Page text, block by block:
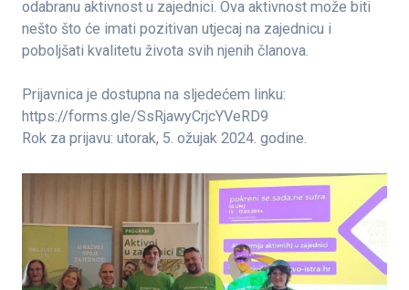
odabranu aktivnost u zajednici. Ova aktivnost može biti
nešto što će imati pozitivan utjecaj na zajednicu i
poboljšati kvalitetu života svih njenih članova.
Prijavnica je dostupna na sljedećem linku:
https://forms.gle/SsRjawyCrjcYVeRD9
Rok za prijavu: utorak, 5. ožujak 2024. godine.